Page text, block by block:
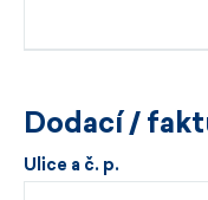
Dodací /
Ulice a č. p.